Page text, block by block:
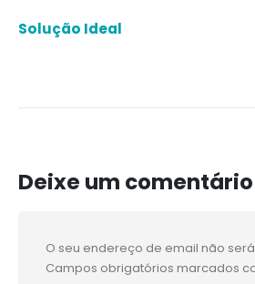
Solução Ideal
Deixe um comentário
O seu endereço de email não
Campos obrigatórios marcados